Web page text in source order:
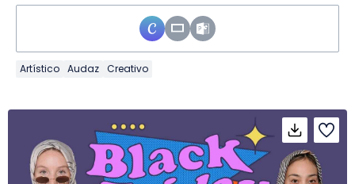
Artístico Audaz Creativo